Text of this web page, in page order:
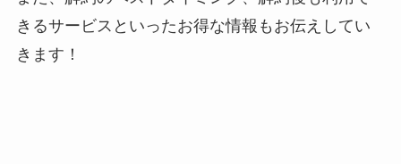
きるサービスといったお得な情報もお伝えしてい
きます！